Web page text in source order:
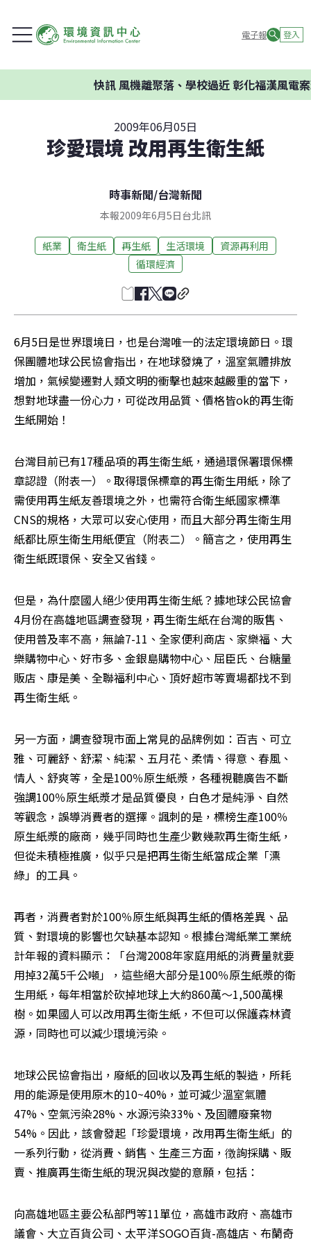
電子報 登入
快訊風機離聚落、學校過近 彰化福漢風電案
2009年06月05日
珍愛環境 改用再生衛生紙
時事新聞/台灣新聞
本報2009年6月5日台北訊
紙業 衛生紙 再生紙 生活環境
資源再利用
循環經濟
6月5日是世界環境日，也是台灣唯一的法定環境節日。環
保團體地球公民協會指出，在地球發燒了，溫室氣體排放
增加，氣候變遷對人類文明的衝擊也越來越嚴重的當下，
想對地球盡一份心力，可從改用品質、價格皆ok的再生衛
生紙開始！
台灣目前已有17種品項的再生衛生紙，通過環保署環保標
章認證（附表一）。取得環保標章的再生衛生用紙，除了
需使用再生紙友善環境之外，也需符合衛生紙國家標準
CNS的規格，大眾可以安心使用，而且大部分再生衛生用
紙都比原生衛生用紙便宜（附表二）。簡言之，使用再生
衛生紙既環保、安全又省錢。
但是，為什麼國人絕少使用再生衛生紙？據地球公民協會
4月份在高雄地區調查發現，再生衛生紙在台灣的販售、
使用普及率不高，無論7-11、全家便利商店、家樂福、大
樂購物中心、好市多、金銀島購物中心、屈臣氏、台糖量
販店、康是美、全聯福利中心、頂好超市等賣場都找不到
再生衛生紙。
另一方面，調查發現市面上常見的品牌例如：百吉、可立
雅、可麗舒、舒潔、純潔、五月花、柔情、得意、春風、
情人、舒爽等，全是100％原生紙漿，各種視聽廣告不斷
強調100％原生紙漿才是品質優良，白色才是純淨、自然
等觀念，誤導消費者的選擇。諷刺的是，標榜生產100％
原生紙漿的廠商，幾乎同時也生產少數幾款再生衛生紙，
但從未積極推廣，似乎只是把再生衛生紙當成企業「漂
綠」的工具。
再者，消費者對於100％原生紙與再生紙的價格差異、品
質、對環境的影響也欠缺基本認知。根據台灣紙業工業統
計年報的資料顯示：「台灣2008年家庭用紙的消費量就要
用掉32萬5千公噸」，這些絕大部分是100％原生紙漿的衛
生用紙，每年相當於砍掉地球上大約860萬～1,500萬棵
樹。如果國人可以改用再生衛生紙，不但可以保護森林資
源，同時也可以減少環境污染。
地球公民協會指出，廢紙的回收以及再生紙的製造，所耗
用的能源是使用原木的10~40%，並可減少溫室氣體
47%、空氣污染28%、水源污染33%、及固體廢棄物
54%。因此，該會發起「珍愛環境，改用再生衛生紙」的
一系列行動，從消費、銷售、生產三方面，徴詢採購、販
賣、推廣再生衛生紙的現況與改變的意願，包括：
向高雄地區主要公私部門等11單位，高雄市政府、高雄市
議會、大立百貨公司、太平洋SOGO百貨-高雄店、布蘭奇